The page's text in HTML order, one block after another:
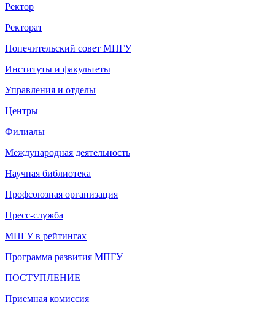
Ректор
Ректорат
Попечительский совет МПГУ
Институты и факультеты
Управления и отделы
Центры
Филиалы
Международная деятельность
Научная библиотека
Профсоюзная организация
Пресс-служба
МПГУ в рейтингах
Программа развития МПГУ
ПОСТУПЛЕНИЕ
Приемная комиссия